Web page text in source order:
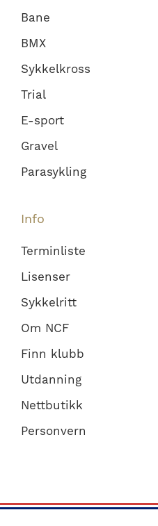
Bane
BMX
Sykkelkross
Trial
E-sport
Gravel
Parasykling
Info
Terminliste
Lisenser
Sykkelritt
Om NCF
Finn klubb
Utdanning
Nettbutikk
Personvern